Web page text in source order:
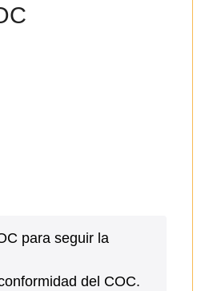
para seguir la
del COC.